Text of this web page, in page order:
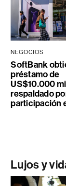
NEGOCIOS
SoftBank
préstamo de
US$10.000
respaldado
participación
Lujos y